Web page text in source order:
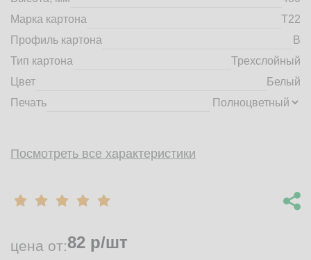
+7 (4832) 71-44-42
г. Брянск, Белобережская улица, 1А
© 2014 - 2026 | ООО ТД "Брянский картон" Все права защищены,
материалов с сайта строго запрещено.
Марка картона
Т22
Профиль картона
B
Тип картона
Трехслойный
Цвет
Белый
Печать
Посмотреть все характеристики
цена от:82 р/шт